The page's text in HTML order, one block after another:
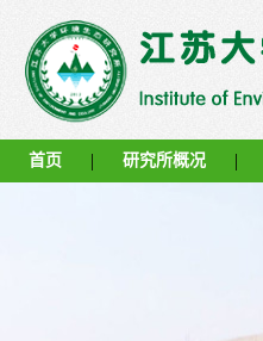
首页 | 研究所概况 |